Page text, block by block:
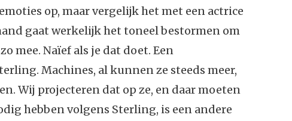
op, maar vergelijk het met een actrice
gaat werkelijk het toneel bestormen om
mee. Naïef als je dat doet. Een
Machines, al kunnen ze steeds meer,
Wij projecteren dat op ze, en daar moeten
hebben volgens Sterling, is een andere